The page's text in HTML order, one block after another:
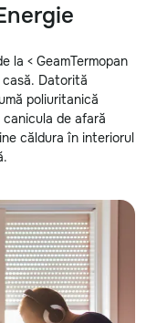
la < GeamTermopan
casă. Datorită
poliuritanică
de afară
căldura în interiorul